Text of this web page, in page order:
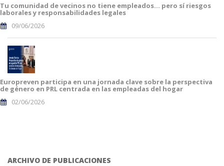
Tu comunidad de vecinos no tiene empleados… pero sí riesgos
laborales y responsabilidades legales
09/06/2026
Europreven participa en una jornada clave sobre la perspectiva
de género en PRL centrada en las empleadas del hogar
02/06/2026
ARCHIVO DE PUBLICACIONES